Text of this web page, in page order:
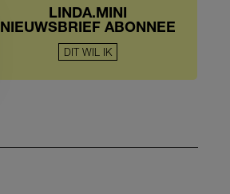
LINDA.MINI
NIEUWSBRIEF ABONNEE
DIT WIL IK